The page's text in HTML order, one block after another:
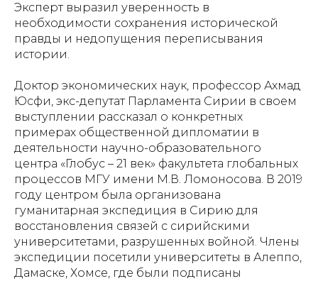
Эксперт выразил уверенность в
необходимости сохранения исторической
правды и недопущения переписывания
истории.
Доктор экономических наук, профессор Ахмад
Юсфи, экс-депутат Парламента Сирии в своем
выступлении рассказал о конкретных
примерах общественной дипломатии в
деятельности научно-образовательного
центра «Глобус – 21 век» факультета глобальных
процессов МГУ имени М.В. Ломоносова. В 2019
году центром была организована
гуманитарная экспедиция в Сирию для
восстановления связей с сирийскими
университетами, разрушенных войной. Члены
экспедиции посетили университеты в Алеппо,
Дамаске, Хомсе, где были подписаны